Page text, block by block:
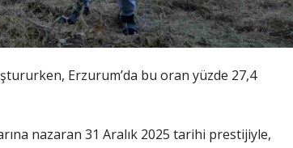
Erzurum’da bu oran yüzde 27,4
nazaran 31 Aralık 2025 tarihi prestijiyle,